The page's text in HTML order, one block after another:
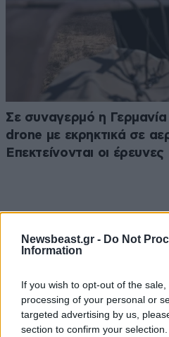
Newsbeast.gr - Do Not
Information
If you wish to opt-out of the
processing of your personal or
targeted advertising by us,
section to confirm your
Σε συναγερμό η
drone με εκρηκτικά σε
Επεκτείνονται οι έρευνες
Ακολουθήστε το